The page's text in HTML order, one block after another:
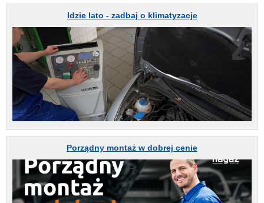
Idzie lato - zadbaj o klimatyzacje
Porządny montaż w dobrej cenie